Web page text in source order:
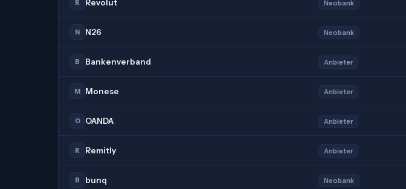
R Revolut Neobank
N N26 Neobank
B Bankenverband Anbieter
M Monese Anbieter
O OANDA Anbieter
R Remitly Anbieter
B bunq Neobank